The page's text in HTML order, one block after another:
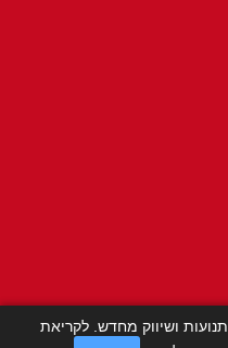
ושיווק מחדש. לקריאת